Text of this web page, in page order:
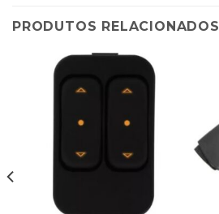
PRODUTOS RELACIONADOS